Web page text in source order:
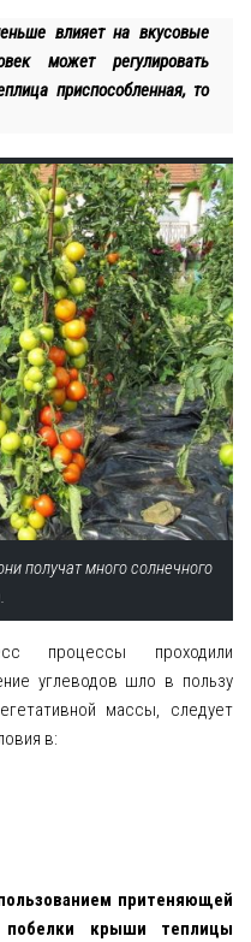
влияет на вкусовые
может регулировать
приспособленная, то
получат много солнечного
процессы проходили
углеводов шло в пользу
массы, следует
в:
притеняющей
крыши теплицы